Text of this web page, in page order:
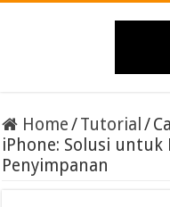
Home/Tutorial /
iPhone: Solusi untuk
Penyimpanan